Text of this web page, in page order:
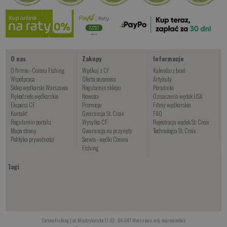
od 42.00 PLN
Kup teraz >
O nas
O firmie - Corona Fishing
Współpraca
Sklep wędkarski Warszawa
Rękodzieło wędkarskie
Eksperci CF
Kontakt
Regulamin portalu
Mapa strony
Polityka prywatności
Zakupy
Wędkuj z CF
Oferta sezonowa
Regulamin sklepu
Nowości
Promocje
Gwarancja St. Croix
Wysyłka CF
Gwarancja na przynęty
Serwis - wędki Corona
Fishing
Informacje
Kalendarz brań
Artykuły
Poradniki
Oznaczenia wędek USA
Filmy wędkarskie
FAQ
Rejestracja wędek St. Croix
Technologia St. Croix
Tagi
Corona Fishing | ul. Międzyborska 11 U2 , 04-041 Warszawa, woj. mazowieckie